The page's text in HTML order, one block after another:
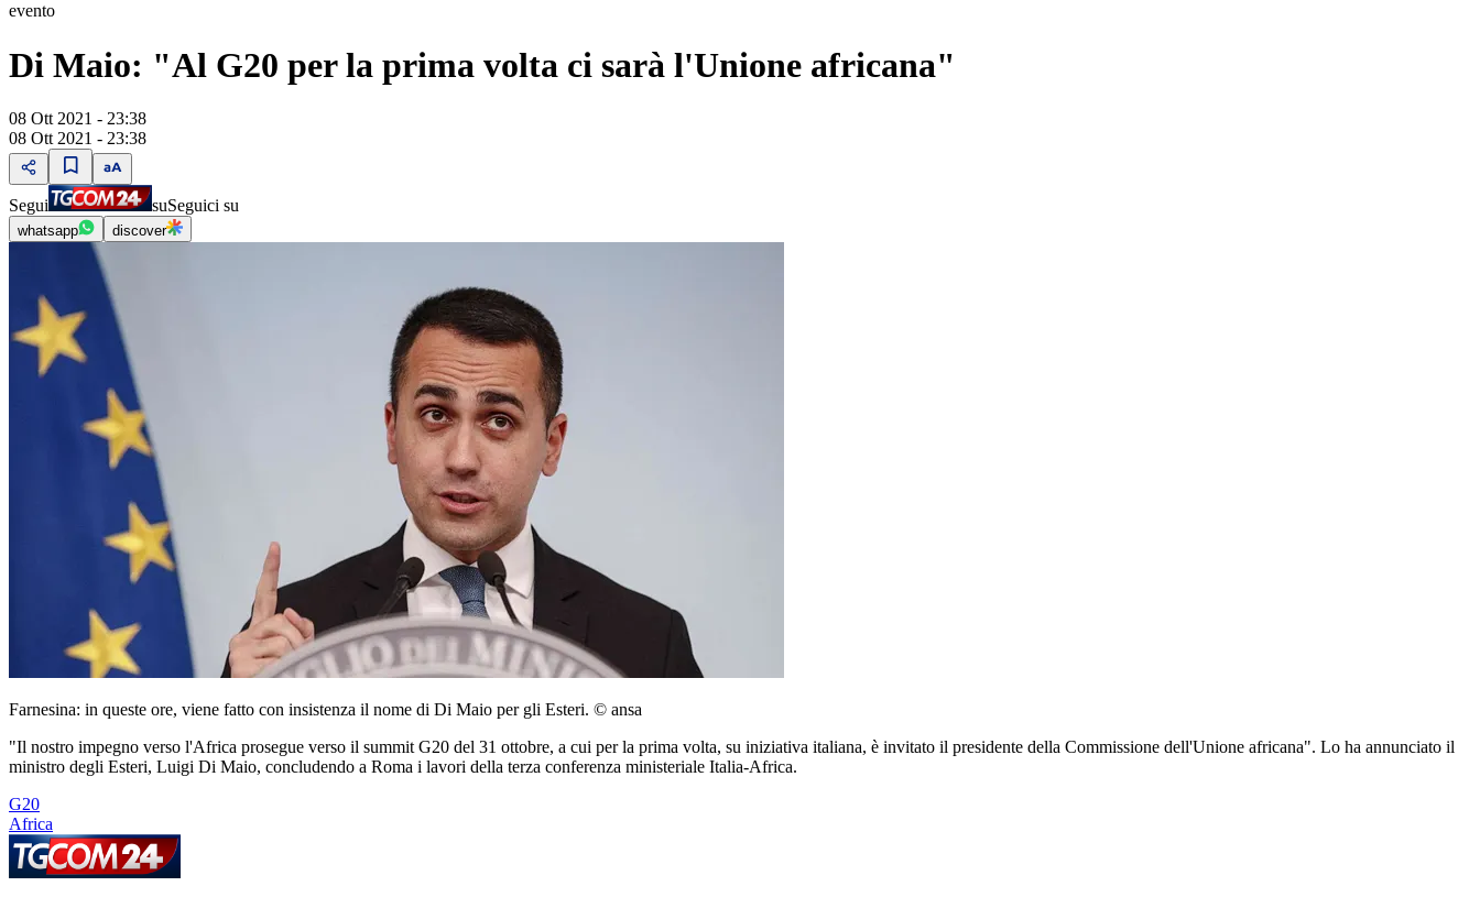
evento
Di Maio: "Al G20 per la prima volta ci sarà l'Unione africana"
08 Ott 2021 - 23:38
08 Ott 2021 - 23:38
Segui suSeguici su
whatsapp discover
Farnesina: in queste ore, viene fatto con insistenza il nome di Di Maio per gli Esteri. © ansa
"Il nostro impegno verso l'Africa prosegue verso il summit G20 del 31 ottobre, a cui per la prima volta, su iniziativa italiana, è invitato il presidente della Commissione dell'Unione africana". Lo ha annunciato il
ministro degli Esteri, Luigi Di Maio, concludendo a Roma i lavori della terza conferenza ministeriale Italia-Africa.
G20
Africa